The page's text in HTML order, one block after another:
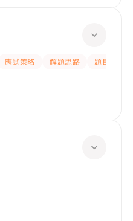
應試策略 解題思路
題目講解